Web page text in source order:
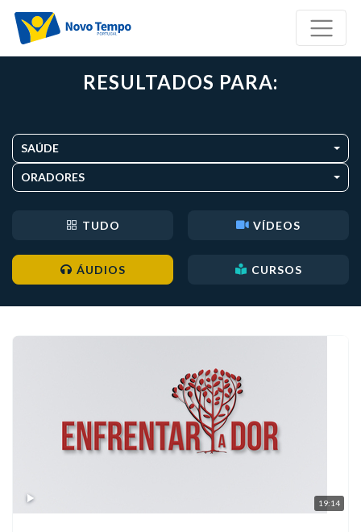
RESULTADOS PARA:
SAÚDE
ORADORES
TUDO VÍDEOS
ÁUDIOS CURSOS
19:14